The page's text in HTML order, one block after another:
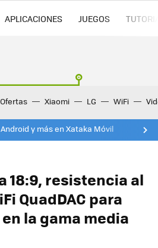
APLICACIONES JUEGOS
Ofertas Xiaomi LG WiFi
y más en Xataka Móvil
18:9, resistencia al
QuadDAC para
la gama media